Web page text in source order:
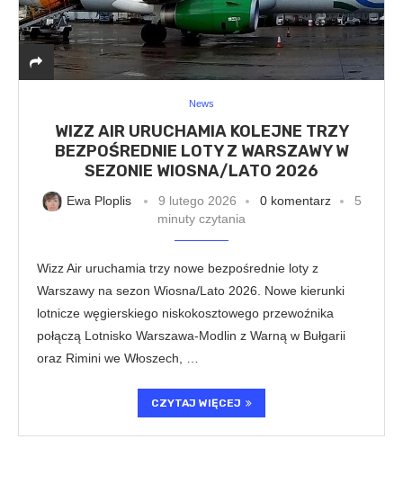
News
WIZZ AIR URUCHAMIA KOLEJNE TRZY
BEZPOŚREDNIE LOTY Z WARSZAWY W
SEZONIE WIOSNA/LATO 2026
Ewa Ploplis 9 lutego 2026 0 komentarz
5
minuty czytania
Wizz Air uruchamia trzy nowe bezpośrednie loty z
Warszawy na sezon Wiosna/Lato 2026. Nowe kierunki
lotnicze węgierskiego niskokosztowego przewoźnika
połączą Lotnisko Warszawa-Modlin z Warną w Bułgarii
oraz Rimini we Włoszech, …
CZYTAJ WIĘCEJ